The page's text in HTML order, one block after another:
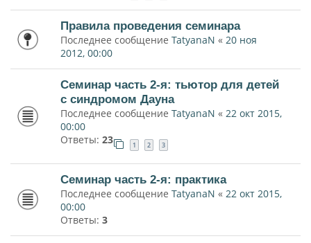
Правила проведения семинара
Последнее сообщение TatyanaN « 20 ноя
2012, 00:00
Семинар часть 2-я: тьютор для детей
с синдромом Дауна
Последнее сообщение TatyanaN « 22 окт 2015,
00:00
Ответы: 23 1 2 3
Семинар часть 2-я: практика
Последнее сообщение TatyanaN « 22 окт 2015,
00:00
Ответы: 3